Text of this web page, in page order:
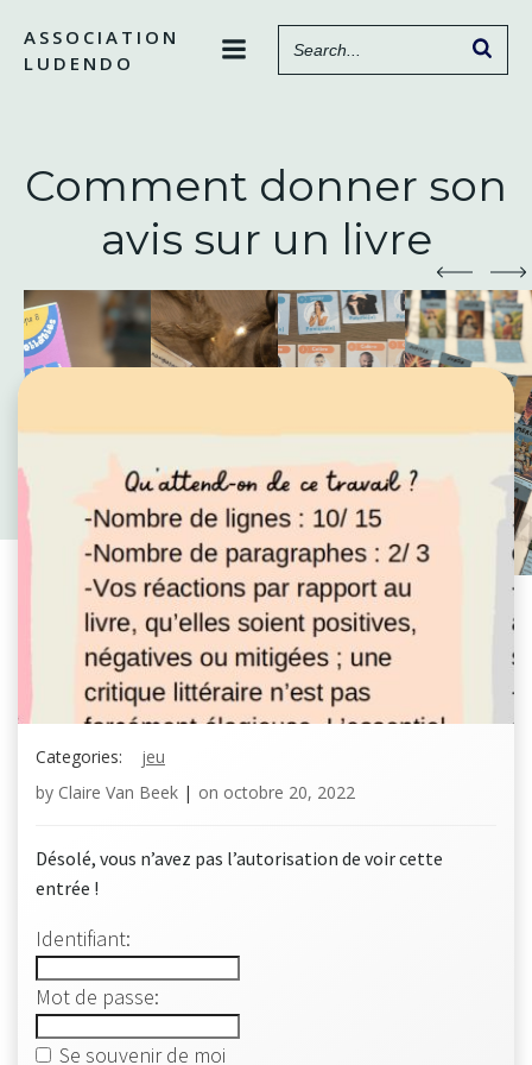
contenu
ASSOCIATION
LUDENDO
Comment donner son
avis sur un livre
Categories:
jeu
by Claire Van Beek | on octobre 20, 2022
Désolé, vous n’avez pas l’autorisation de voir cette
entrée !
Identifiant:
Mot de passe:
Se souvenir de moi